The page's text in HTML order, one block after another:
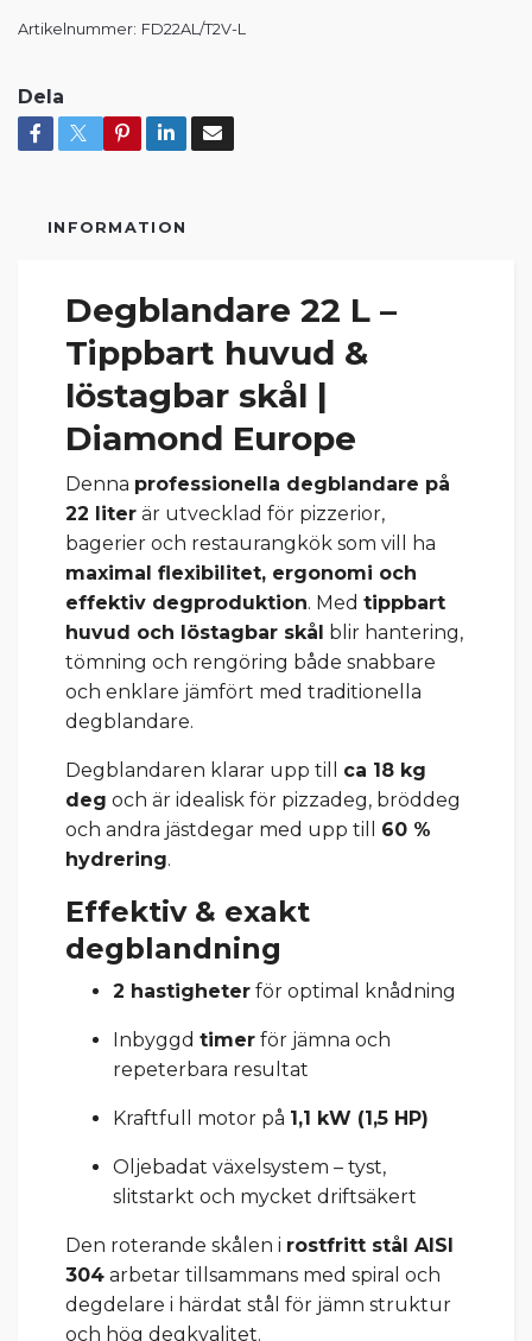
Artikelnummer: FD22AL/T2V-L
Dela
INFORMATION
Degblandare 22 L –
Tippbart huvud &
löstagbar skål |
Diamond Europe
Denna professionella degblandare på
22 liter är utvecklad för pizzerior,
bagerier och restaurangkök som vill ha
maximal flexibilitet, ergonomi och
effektiv degproduktion. Med tippbart
huvud och löstagbar skål blir hantering,
tömning och rengöring både snabbare
och enklare jämfört med traditionella
degblandare.
Degblandaren klarar upp till ca 18 kg
deg och är idealisk för pizzadeg, bröddeg
och andra jästdegar med upp till 60 %
hydrering.
Effektiv & exakt
degblandning
2 hastigheter för optimal knådning
Inbyggd timer för jämna och
repeterbara resultat
Kraftfull motor på 1,1 kW (1,5 HP)
Oljebadat växelsystem – tyst,
slitstarkt och mycket driftsäkert
Den roterande skålen i rostfritt stål AISI
304 arbetar tillsammans med spiral och
degdelare i härdat stål för jämn struktur
och hög degkvalitet.